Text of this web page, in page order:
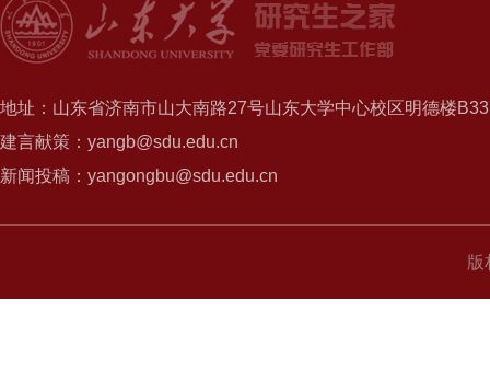
地址：山东省济南市山大南路27号山东大学中心校区明德楼
建言献策：yangb@sdu.edu.cn
新闻投稿：yangongbu@sdu.edu.cn
版